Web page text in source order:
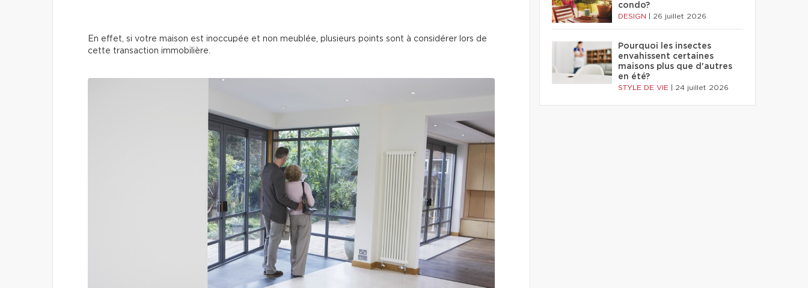
En effet, si votre maison est inoccupée et non meublée, plusieurs points sont à considérer lors de
cette transaction immobilière.
condo?
DESIGN 26 juillet 2026
Pourquoi les insectes
envahissent certaines
maisons plus que d'autres
en été?
STYLE DE VIE 24 juillet 2026